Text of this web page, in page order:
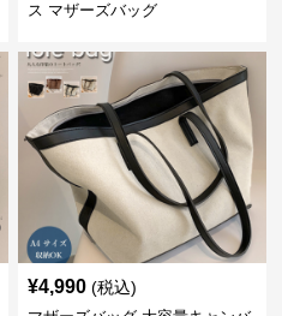
ス マザーズバッグ
¥4,990 (税込)